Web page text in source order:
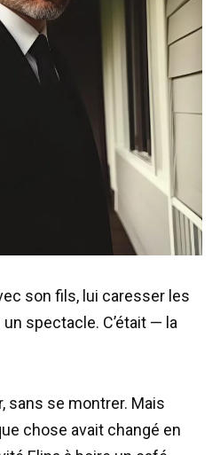
son fils, lui caresser les
un spectacle. C’était — la
sans se montrer. Mais
chose avait changé en